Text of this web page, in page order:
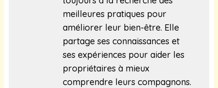
meilleures pratiques pour
améliorer leur bien-être. Elle
partage ses connaissances et
ses expériences pour aider les
propriétaires à mieux
comprendre leurs compagnons.